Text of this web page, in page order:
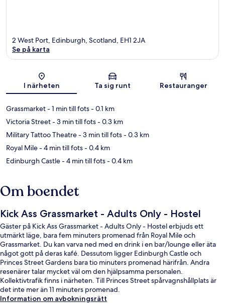
Karta
2 West Port, Edinburgh, Scotland, EH1 2JA
Se på karta
I närheten Ta sig runt Restauranger
Grassmarket- 1 min till fots- 0.1 km
Victoria Street- 3 min till fots- 0.3 km
Military Tattoo Theatre- 3 min till fots- 0.3 km
Royal Mile- 4 min till fots- 0.4 km
Edinburgh Castle- 4 min till fots- 0.4 km
Om boendet
Kick Ass Grassmarket - Adults Only - Hostel
Gäster på Kick Ass Grassmarket - Adults Only - Hostel erbjuds ett
utmärkt läge, bara fem minuters promenad från Royal Mile och
Grassmarket. Du kan varva ned med en drink i en bar/lounge eller äta
något gott på deras kafé. Dessutom ligger Edinburgh Castle och
Princes Street Gardens bara tio minuters promenad härifrån. Andra
resenärer talar mycket väl om den hjälpsamma personalen.
Kollektivtrafik finns i närheten. Till Princes Street spårvagnshållplats är
det inte mer än 11 minuters promenad.
Information om avbokningsrätt